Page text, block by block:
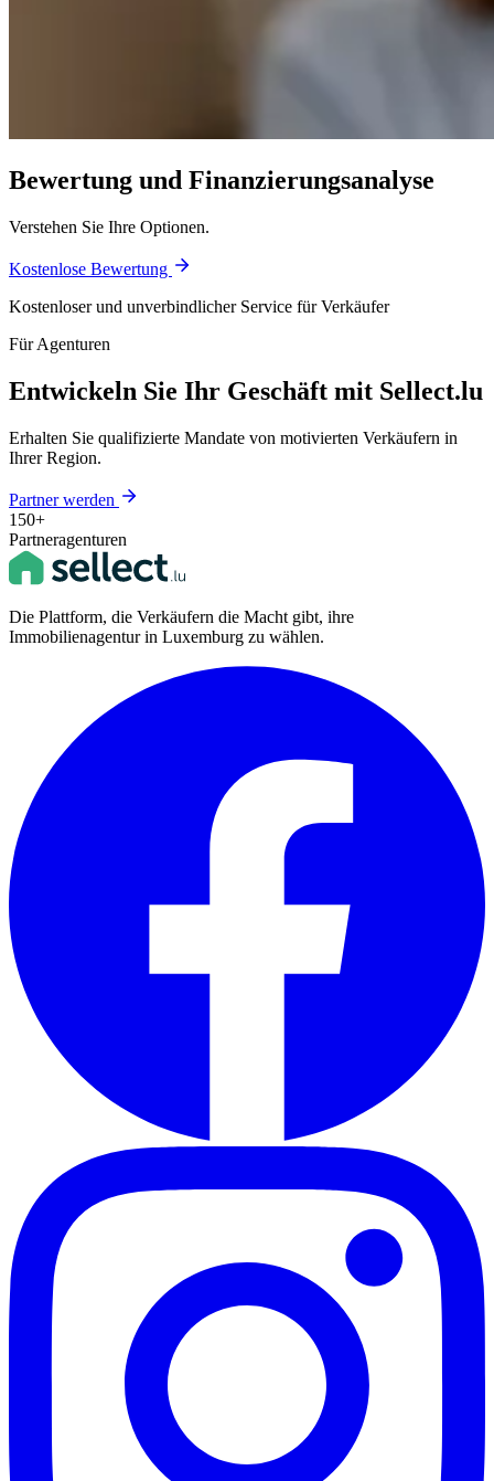
Bewertung und Finanzierungsanalyse
Verstehen Sie Ihre Optionen.
Kostenlose Bewertung
Kostenloser und unverbindlicher Service für Verkäufer
Für Agenturen
Entwickeln Sie Ihr Geschäft mit Sellect.lu
Erhalten Sie qualifizierte Mandate von motivierten Verkäufern in
Ihrer Region.
Partner werden
150+
Partneragenturen
Die Plattform, die Verkäufern die Macht gibt, ihre
Immobilienagentur in Luxemburg zu wählen.